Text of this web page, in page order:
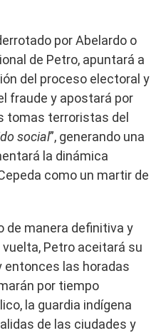
por Abelardo o
de Petro, apuntará a
del proceso electoral y
fraude y apostará por
tomas terroristas del
social”, generando una
la dinámica
como un martir de
de manera definitiva y
Petro aceitará su
entonces las horadas
por tiempo
la guardia indígena
de las ciudades y